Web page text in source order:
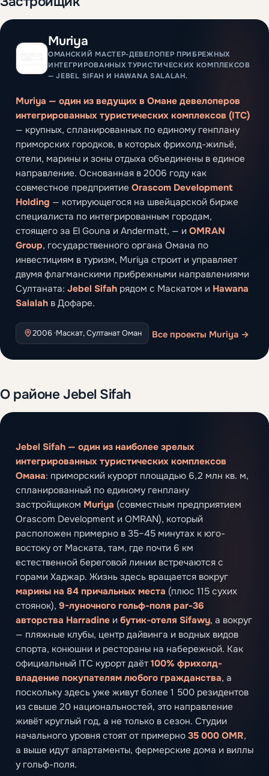
Muriya
ОМАНСКИЙ МАСТЕР-ДЕВЕЛОПЕР ПРИБРЕЖНЫХ
ИНТЕГРИРОВАННЫХ ТУРИСТИЧЕСКИХ КОМПЛЕКСОВ
— JEBEL SIFAH И HAWANA SALALAH.
Muriya — один из ведущих в Омане девелоперов
интегрированных туристических комплексов (ITC)
— крупных, спланированных по единому генплану
приморских городков, в которых фрихолд-жильё,
отели, марины и зоны отдыха объединены в единое
направление. Основанная в 2006 году как
совместное предприятие Orascom Development
Holding — котирующегося на швейцарской бирже
специалиста по интегрированным городам,
стоящего за El Gouna и Andermatt, — и OMRAN
Group, государственного органа Омана по
инвестициям в туризм, Muriya строит и управляет
двумя флагманскими прибрежными направлениями
Султаната: Jebel Sifah рядом с Маскатом и Hawana
Salalah в Дофаре.
2006 ·Маскат, Султанат Оман Все проекты Muriya →
О районе Jebel Sifah
Jebel Sifah — один из наиболее зрелых
интегрированных туристических комплексов
Омана: приморский курорт площадью 6,2 млн кв. м,
спланированный по единому генплану
застройщиком Muriya (совместным предприятием
Orascom Development и OMRAN), который
расположен примерно в 35–45 минутах к юго-
востоку от Маската, там, где почти 6 км
естественной береговой линии встречаются с
горами Хаджар. Жизнь здесь вращается вокруг
марины на 84 причальных места (плюс 115 сухих
стоянок), 9-луночного гольф-поля par-36
авторства Harradine и бутик-отеля Sifawy, а вокруг
— пляжные клубы, центр дайвинга и водных видов
спорта, конюшни и рестораны на набережной. Как
официальный ITC курорт даёт 100% фрихолд-
владение покупателям любого гражданства, а
поскольку здесь уже живут более 1 500 резидентов
из свыше 20 национальностей, это направление
живёт круглый год, а не только в сезон. Студии
начального уровня стоят от примерно 35 000 OMR,
а выше идут апартаменты, фермерские дома и виллы
у гольф-поля.